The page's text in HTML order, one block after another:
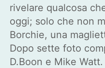
rivelare qualcosa
oggi; solo che non
Borchie, una
Dopo sette foto
D.Boon e Mike